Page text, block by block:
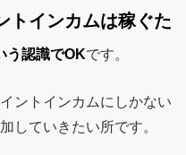
トインカムは稼ぐた
う認識でOKです。
ントインカムにしかない
していきたい所です。